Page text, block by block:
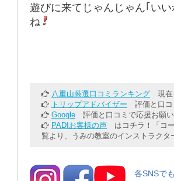
遊びに来てじゃんじゃん｢い
ね
八重山厳選口コミランキング 現在
トリップアドバイザー 評価と口コ
Google 評価と口コミで応援お願
PADIお客様の声 はコチラ！「コ
覧より、うみの教室のインストラク
各SNSで